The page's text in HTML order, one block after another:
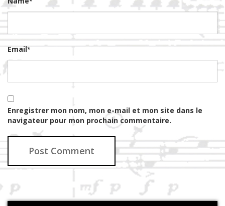
Email*
Enregistrer mon nom, mon e-mail et mon site dans le
navigateur pour mon prochain commentaire.